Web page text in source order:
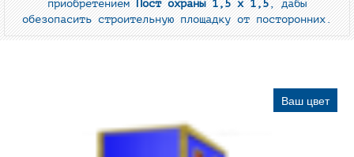
приобретениемПост охраны 1,5 х 1,5, дабы
обезопасить строительную площадку от посторонних.
Ваш цвет